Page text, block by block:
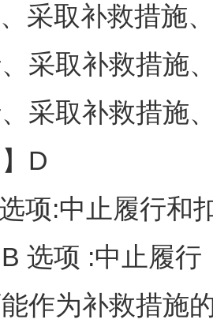
采取补救措施
采取补救措施
采取补救措施
D
选项:中止履行
选项 :中止履
作为补救措施